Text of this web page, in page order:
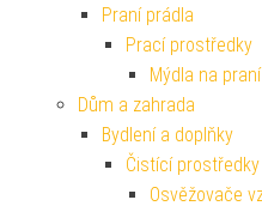
Praní prádla
Prací prostředky
Mýdla na praní
Dům a zahrada
Bydlení a doplňky
Čistící
Osvěžovače